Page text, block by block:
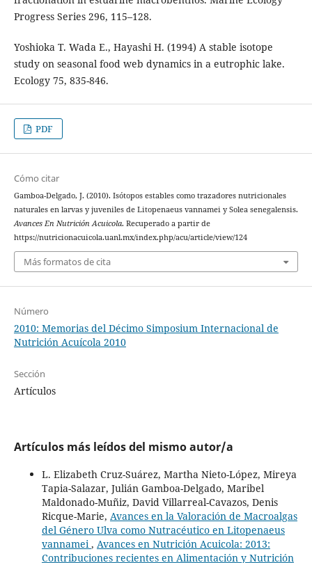
Progress Series 296, 115–128.
Yoshioka T. Wada E., Hayashi H. (1994) A stable isotope
study on seasonal food web dynamics in a eutrophic lake.
Ecology 75, 835-846.
PDF
Cómo citar
Gamboa-Delgado, J. (2010). Isótopos estables como trazadores nutricionales
naturales en larvas y juveniles de Litopenaeus vannamei y Solea senegalensis.
Avances En Nutrición Acuicola. Recuperado a partir de
https://nutricionacuicola.uanl.mx/index.php/acu/article/view/124
Más formatos de cita
Número
2010: Memorias del Décimo Simposium Internacional de
Nutrición Acuícola 2010
Sección
Artículos
Artículos más leídos del mismo autor/a
L. Elizabeth Cruz-Suárez, Martha Nieto-López, Mireya
Tapia-Salazar, Julián Gamboa-Delgado, Maribel
Maldonado-Muñiz, David Villarreal-Cavazos, Denis
Ricque-Marie, Avances en la Valoración de Macroalgas
del Género Ulva como Nutracéutico en Litopenaeus
vannamei, Avances en Nutrición Acuicola: 2013:
Contribuciones recientes en Alimentación y Nutrición